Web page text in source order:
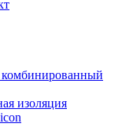
изоляция